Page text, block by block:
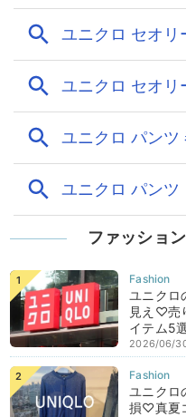
ファッショ
ユニクロ
見え♡売
イテム5
2026/06/
ユニクロ
損♡真夏